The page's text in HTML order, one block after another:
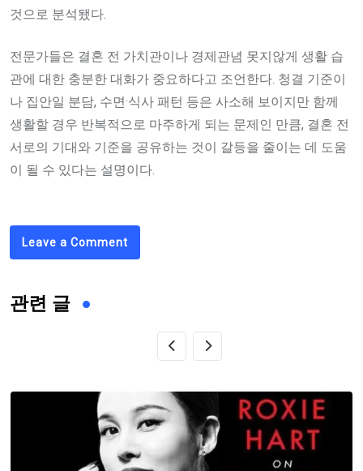
것으로 분석됐다.
전문가들은 결혼 전 가치관이나 경제관념 못지않게 생활 습
관에 대한 충분한 대화가 중요하다고 조언한다. 청결 기준이
나 집안일 분담, 수면·식사 패턴 등은 사소해 보이지만 함께
생활할 경우 반복적으로 마주하게 되는 문제인 만큼, 결혼 전
서로의 기대와 기준을 공유하는 것이 갈등을 줄이는 데 도움
이 될 수 있다는 설명이다.
Leave a Comment
관련 글